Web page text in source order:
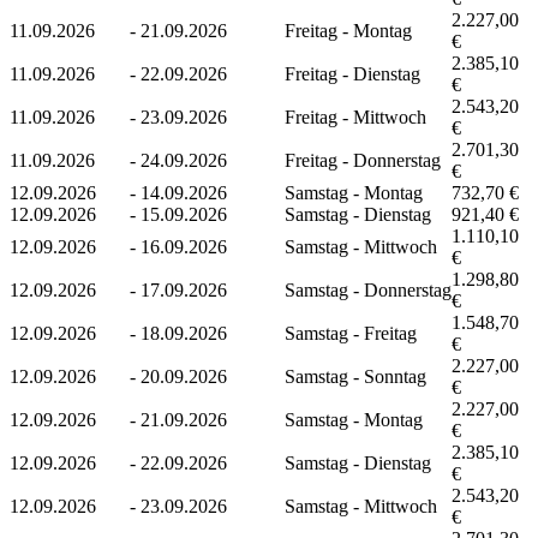
11.09.2026
- 21.09.2026 Freitag - Montag
2.227,00
€
11.09.2026
- 22.09.2026 Freitag - Dienstag
2.385,10
€
11.09.2026
- 23.09.2026 Freitag - Mittwoch
2.543,20
€
11.09.2026
- 24.09.2026 Freitag - Donnerstag
2.701,30
€
12.09.2026
- 14.09.2026 Samstag - Montag
732,70 €
12.09.2026
- 15.09.2026 Samstag - Dienstag
921,40 €
12.09.2026
- 16.09.2026 Samstag - Mittwoch
1.110,10
€
12.09.2026
- 17.09.2026 Samstag - Donnerstag
1.298,80
€
12.09.2026
- 18.09.2026 Samstag - Freitag
1.548,70
€
12.09.2026
- 20.09.2026 Samstag - Sonntag
2.227,00
€
12.09.2026
- 21.09.2026 Samstag - Montag
2.227,00
€
12.09.2026
- 22.09.2026 Samstag - Dienstag
2.385,10
€
12.09.2026
- 23.09.2026 Samstag - Mittwoch
2.543,20
€